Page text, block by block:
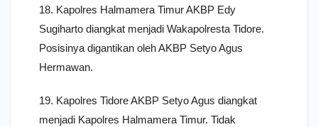
18. Kapolres Halmamera Timur AKBP Edy
Sugiharto diangkat menjadi Wakapolresta Tidore.
Posisinya digantikan oleh AKBP Setyo Agus
Hermawan.
19. Kapolres Tidore AKBP Setyo Agus diangkat
menjadi Kapolres Halmamera Timur. Tidak